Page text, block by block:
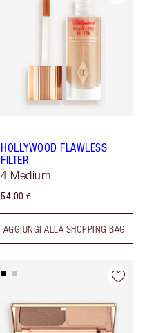
HOLLYWOOD FLAWLESS
FILTER
4 Medium
54,00 €
AGGIUNGI ALLA SHOPPING BAG